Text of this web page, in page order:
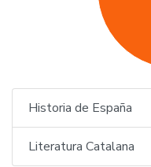
Historia de España
Literatura Catalana